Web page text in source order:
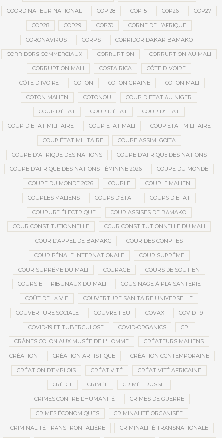
COORDINATEUR NATIONAL COP 28 COP15 COP26 COP27
COP28 COP29 COP30 CORNE DE L’AFRIQUE
CORONAVIRUS CORPS CORRIDOR DAKAR-BAMAKO
CORRIDORS COMMERCIAUX CORRUPTION CORRUPTION AU MALI
CORRUPTION MALI COSTA RICA CÔTE D’IVOIRE
CÔTE D'IVOIRE COTON COTON GRAINE COTON MALI
COTON MALIEN COTONOU COUP D'ETAT AU NIGER
COUP D’ÉTAT COUP D'ÉTAT COUP D'ETAT
COUP D'ETAT MILITAIRE COUP ETAT MALI COUP ETAT MILITAIRE
COUP ÉTAT MILITAIRE COUPE ASSIMI GOÏTA
COUPE D'AFRIQUE DES NATIONS COUPE D’AFRIQUE DES NATIONS
COUPE D’AFRIQUE DES NATIONS FÉMININE 2026 COUPE DU MONDE
COUPE DU MONDE 2026 COUPLE COUPLE MALIEN
COUPLES MALIENS COUPS D’ÉTAT COUPS D'ETAT
COUPURE ÉLECTRIQUE COUR ASSISES DE BAMAKO
COUR CONSTITUTIONNELLE COUR CONSTITUTIONNELLE DU MALI
COUR D’APPEL DE BAMAKO COUR DES COMPTES
COUR PÉNALE INTERNATIONALE COUR SUPRÊME
COUR SUPRÊME DU MALI COURAGE COURS DE SOUTIEN
COURS ET TRIBUNAUX DU MALI COUSINAGE À PLAISANTERIE
COÛT DE LA VIE COUVERTURE SANITAIRE UNIVERSELLE
COUVERTURE SOCIALE COUVRE-FEU COVAX COVID-19
COVID-19 ET TUBERCULOSE COVID-ORGANICS CPI
CRÂNES COLONIAUX MUSÉE DE L'HOMME CRÉATEURS MALIENS
CRÉATION CRÉATION ARTISTIQUE CRÉATION CONTEMPORAINE
CRÉATION D’EMPLOIS CRÉATIVITÉ CRÉATIVITÉ AFRICAINE
CRÉDIT CRIMÉE CRIMÉE RUSSIE
CRIMES CONTRE L’HUMANITÉ CRIMES DE GUERRE
CRIMES ÉCONOMIQUES CRIMINALITÉ ORGANISÉE
CRIMINALITÉ TRANSFRONTALIÈRE CRIMINALITÉ TRANSNATIONALE